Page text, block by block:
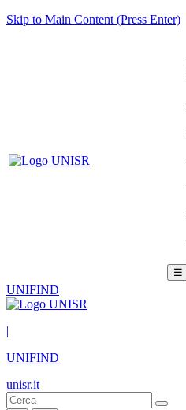
Skip to Main Content (Press Enter)
☰
UNIFIND
|
UNIFIND
unisr.it